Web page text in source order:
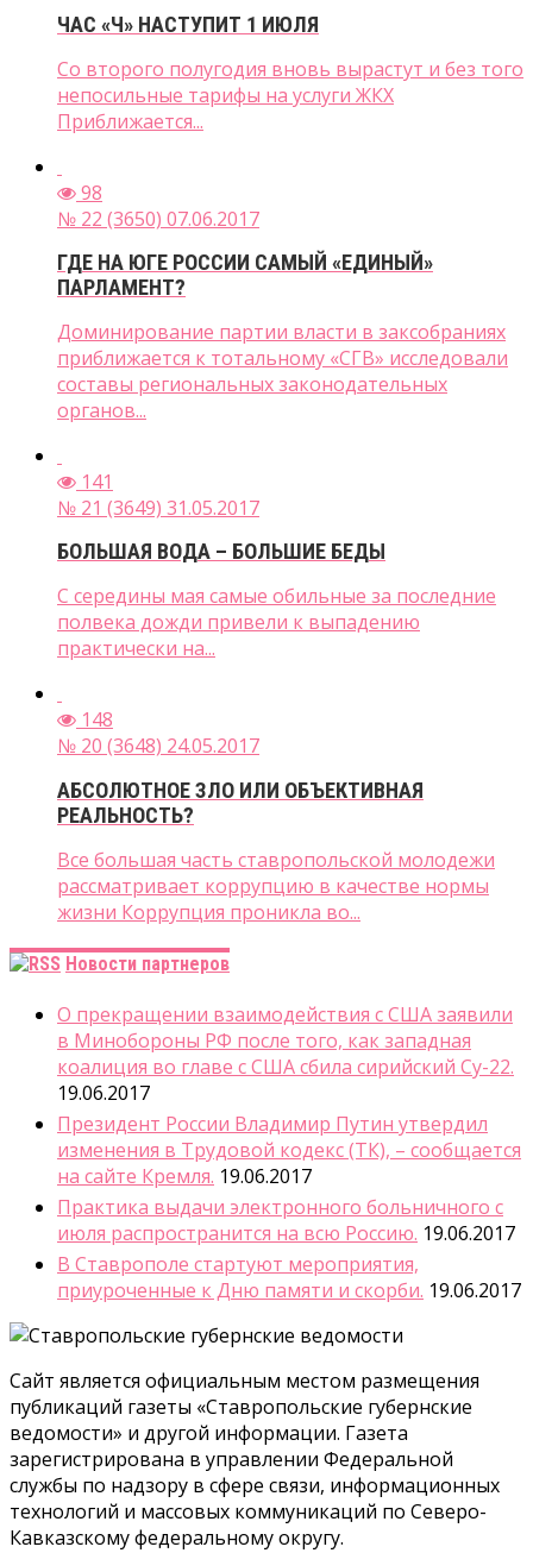
ЧАС «Ч» НАСТУПИТ 1 ИЮЛЯ
Со второго полугодия вновь вырастут и без того
непосильные тарифы на услуги ЖКХ
Приближается...
98
№ 22 (3650) 07.06.2017
ГДЕ НА ЮГЕ РОССИИ САМЫЙ «ЕДИНЫЙ»
ПАРЛАМЕНТ?
Доминирование партии власти в заксобраниях
приближается к тотальному «СГВ» исследовали
составы региональных законодательных
органов...
141
№ 21 (3649) 31.05.2017
БОЛЬШАЯ ВОДА – БОЛЬШИЕ БЕДЫ
С середины мая самые обильные за последние
полвека дожди привели к выпадению
практически на...
148
№ 20 (3648) 24.05.2017
АБСОЛЮТНОЕ ЗЛО ИЛИ ОБЪЕКТИВНАЯ
РЕАЛЬНОСТЬ?
Все большая часть ставропольской молодежи
рассматривает коррупцию в качестве нормы
жизни Коррупция проникла во...
Новости партнеров
О прекращении взаимодействия с США заявили
в Минобороны РФ после того, как западная
коалиция во главе с США сбила сирийский Су-22.
19.06.2017
Президент России Владимир Путин утвердил
изменения в Трудовой кодекс (ТК), – сообщается
на сайте Кремля. 19.06.2017
Практика выдачи электронного больничного с
июля распространится на всю Россию. 19.06.2017
В Ставрополе стартуют мероприятия,
приуроченные к Дню памяти и скорби. 19.06.2017
Сайт является официальным местом размещения
публикаций газеты «Ставропольские губернские
ведомости» и другой информации. Газета
зарегистрирована в управлении Федеральной
службы по надзору в сфере связи, информационных
технологий и массовых коммуникаций по Северо-
Кавказскому федеральному округу.